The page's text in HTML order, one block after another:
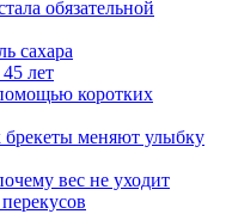
обязательной
сахара
лет
коротких
брекеты меняют улыбку
вес не уходит